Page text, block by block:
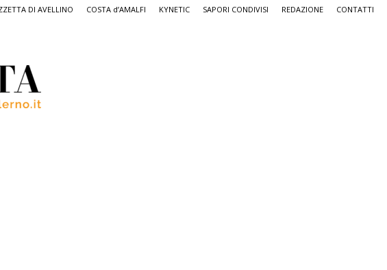
DI AVELLINO COSTA d’AMALFI KYNETIC SAPORI CONDIVISI REDAZIONE CONTATTI